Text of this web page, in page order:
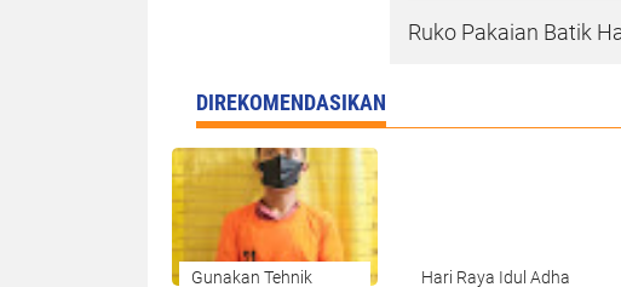
‎Gunakan Tehnik
Under Cover, Seorang
1447 H, Polres Binjai